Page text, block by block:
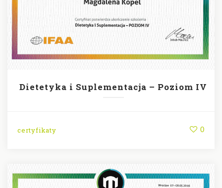
Dietetyka i Suplementacja – Poziom IV
certyfikaty 0